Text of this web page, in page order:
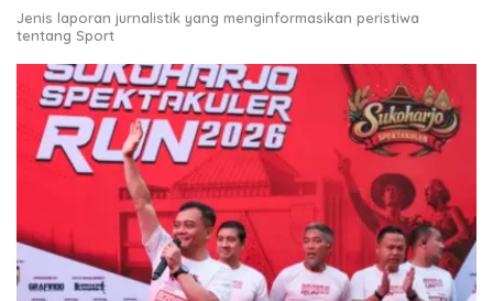
Jenis laporan jurnalistik yang menginformasikan peristiwa
tentang Sport